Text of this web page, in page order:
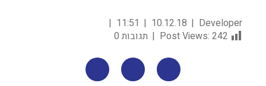
Developer
10.12.18
11:51
Post Views: 242 תגובות 0